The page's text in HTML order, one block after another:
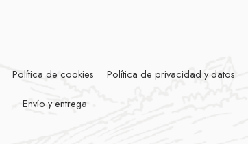
Política de cookies Política de privacidad y datos
Envío y entrega